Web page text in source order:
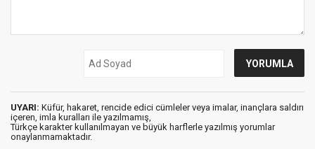
UYARI: Küfür, hakaret, rencide edici cümleler veya imalar, inançlara saldırı
içeren, imla kuralları ile yazılmamış,
Türkçe karakter kullanılmayan ve büyük harflerle yazılmış yorumlar
onaylanmamaktadır.